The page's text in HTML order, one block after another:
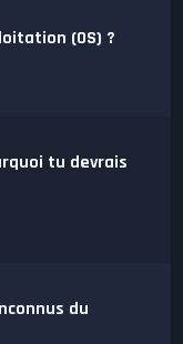
(OS) ?
tu devrais
du